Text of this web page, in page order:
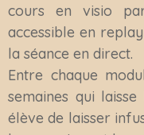
cours en visio
accessible en
la séance en direct.
Entre chaque
semaines qui
élève de laisser